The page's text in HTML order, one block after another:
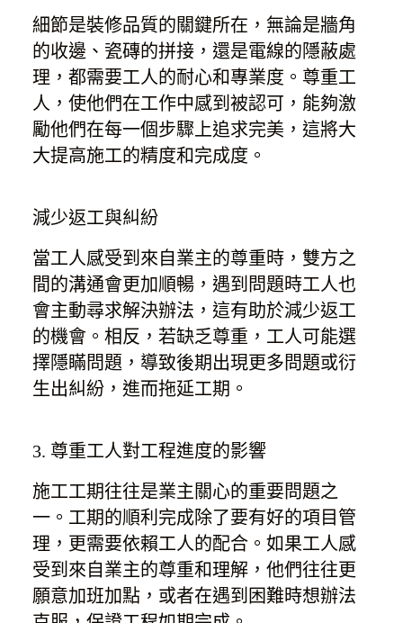
細節是裝修品質的關鍵所在，無論是牆角
的收邊、瓷磚的拼接，還是電線的隱蔽處
理，都需要工人的耐心和專業度。尊重工
人，使他們在工作中感到被認可，能夠激
勵他們在每一個步驟上追求完美，這將大
大提高施工的精度和完成度。
減少返工與糾紛
當工人感受到來自業主的尊重時，雙方之
間的溝通會更加順暢，遇到問題時工人也
會主動尋求解決辦法，這有助於減少返工
的機會。相反，若缺乏尊重，工人可能選
擇隱瞞問題，導致後期出現更多問題或衍
生出糾紛，進而拖延工期。
3. 尊重工人對工程進度的影響
施工工期往往是業主關心的重要問題之
一。工期的順利完成除了要有好的項目管
理，更需要依賴工人的配合。如果工人感
受到來自業主的尊重和理解，他們往往更
願意加班加點，或者在遇到困難時想辦法